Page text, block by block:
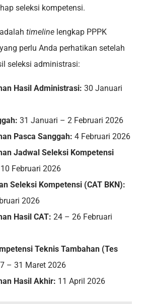
seleksi kompetensi.
timeline lengkap PPPK
perlu Anda perhatikan setelah
seleksi administrasi:
Hasil Administrasi: 30 Januari
31 Januari – 2 Februari 2026
Pasca Sanggah: 4 Februari 2026
Jadwal Seleksi Kompetensi
Februari 2026
Seleksi Kompetensi (CAT BKN):
2026
Hasil CAT: 24 – 26 Februari
Teknis Tambahan (Tes
– 31 Maret 2026
Hasil Akhir: 11 April 2026